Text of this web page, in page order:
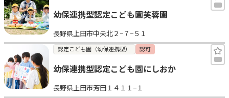
幼保連携型認定こども園芙蓉園
長野県上田市中央北２−７−５１
認定こども園（幼保連携型） 認可
幼保連携型認定こども園にしおか
長野県上田市芳田１４１１−１